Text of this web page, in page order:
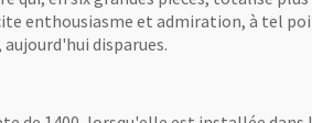
enthousiasme et admiration, à tel
disparues.